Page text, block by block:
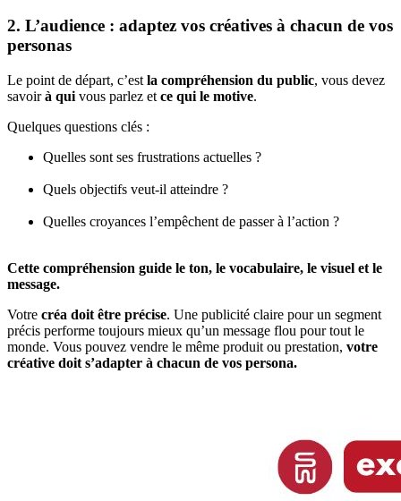
2. L’audience : adaptez vos créatives à chacun de vos
personas
Le point de départ, c’est la compréhension du public, vous devez
savoirà qui vous parlez et ce qui le motive.
Quelques questions clés :
Quelles sont ses frustrations actuelles ?
Quels objectifs veut-il atteindre ?
Quelles croyances l’empêchent de passer à l’action ?
Cette compréhension guide le ton, le vocabulaire, le visuel et le
message.
Votre créa doit être précise. Une publicité claire pour un segment
précis performe toujours mieux qu’un message flou pour tout le
monde. Vous pouvez vendre le même produit ou prestation, votre
créative doit s’adapter à chacun de vos persona.